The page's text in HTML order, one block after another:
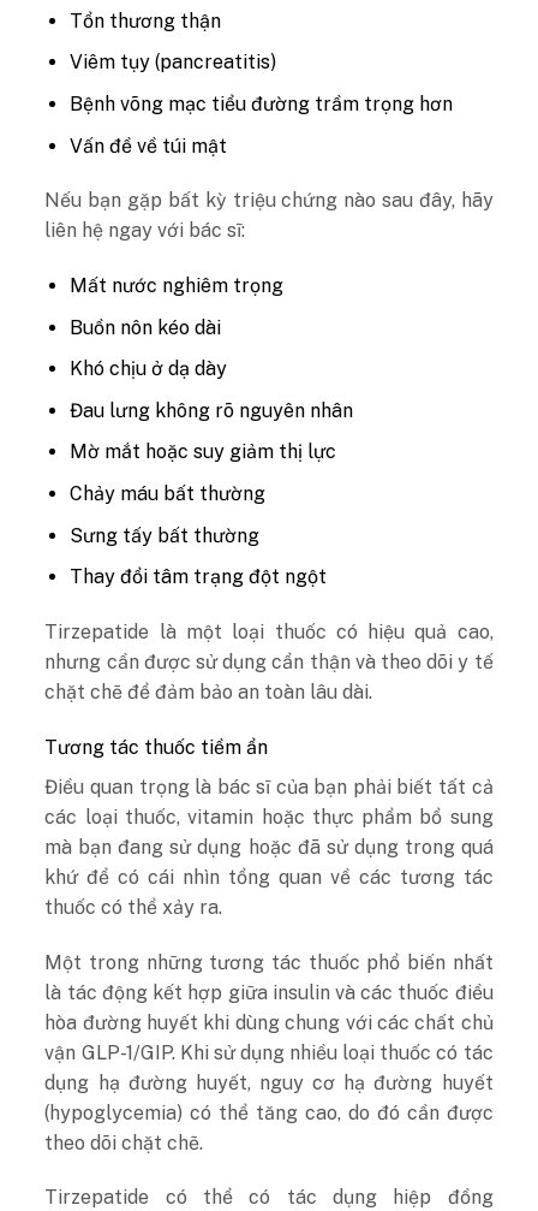
Tổn thương thận
Viêm tụy (pancreatitis)
Bệnh võng mạc tiểu đường trầm trọng hơn
Vấn đề về túi mật
Nếu bạn gặp bất kỳ triệu chứng nào sau đây, hãy
liên hệ ngay với bác sĩ:
Mất nước nghiêm trọng
Buồn nôn kéo dài
Khó chịu ở dạ dày
Đau lưng không rõ nguyên nhân
Mờ mắt hoặc suy giảm thị lực
Chảy máu bất thường
Sưng tấy bất thường
Thay đổi tâm trạng đột ngột
Tirzepatide là một loại thuốc có hiệu quả cao,
nhưng cần được sử dụng cẩn thận và theo dõi y tế
chặt chẽ để đảm bảo an toàn lâu dài.
Tương tác thuốc tiềm ẩn
Điều quan trọng là bác sĩ của bạn phải biết tất cả
các loại thuốc, vitamin hoặc thực phẩm bổ sung
mà bạn đang sử dụng hoặc đã sử dụng trong quá
khứ để có cái nhìn tổng quan về các tương tác
thuốc có thể xảy ra.
Một trong những tương tác thuốc phổ biến nhất
là tác động kết hợp giữa insulin và các thuốc điều
hòa đường huyết khi dùng chung với các chất chủ
vận GLP-1/GIP. Khi sử dụng nhiều loại thuốc có tác
dụng hạ đường huyết, nguy cơ hạ đường huyết
(hypoglycemia) có thể tăng cao, do đó cần được
theo dõi chặt chẽ.
Tirzepatide có thể có tác dụng hiệp đồng